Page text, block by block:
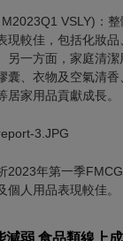
VSLY)：
現較佳，包括化妝
另一方面，家庭清
囊、衣物及空氣清
居家用品貢獻成長。
2023年第一季
個人用品表現較佳。
減弱 食品類線上